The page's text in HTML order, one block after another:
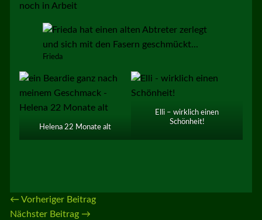
noch in Arbeit
Frieda
Helena 22 Monate alt
Elli – wirklich einen
Schönheit!
← Vorheriger Beitrag
Nächster Beitrag →